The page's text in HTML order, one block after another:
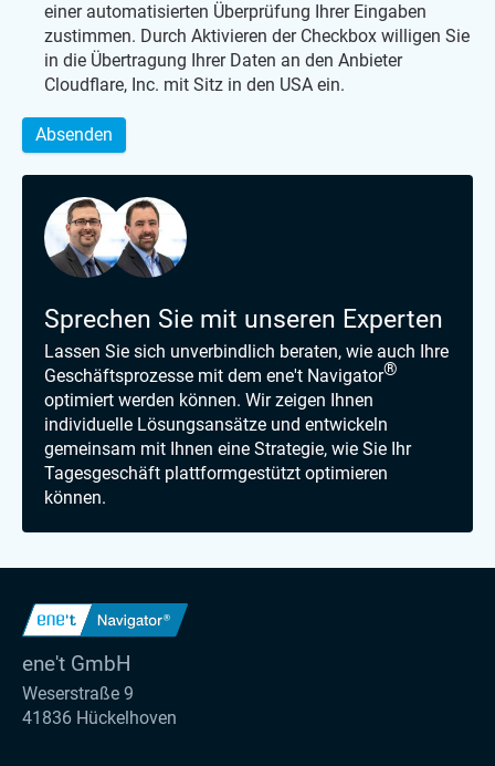
einer automatisierten Überprüfung Ihrer Eingaben
zustimmen. Durch Aktivieren der Checkbox willigen Sie
in die Übertragung Ihrer Daten an den Anbieter
Cloudflare, Inc. mit Sitz in den USA ein.
Absenden
Sprechen Sie mit unseren Experten
Lassen Sie sich unverbindlich beraten, wie auch Ihre
Geschäftsprozesse mit dem ene't Navigator®
optimiert werden können. Wir zeigen Ihnen
individuelle Lösungsansätze und entwickeln
gemeinsam mit Ihnen eine Strategie, wie Sie Ihr
Tagesgeschäft plattformgestützt optimieren
können.
ene't GmbH
Weserstraße 9
41836 Hückelhoven